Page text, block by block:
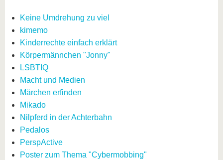
Keine Umdrehung zu viel
kimemo
Kinderrechte einfach erklärt
Körpermännchen "Jonny"
LSBTIQ
Macht und Medien
Märchen erfinden
Mikado
Nilpferd in der Achterbahn
Pedalos
PerspActive
Poster zum Thema "Cybermobbing"